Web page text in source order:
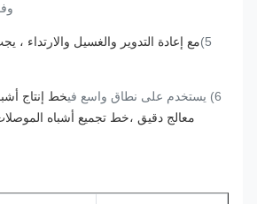
5)
6) يستخدم على نطاق واسع في
خط إنتاج
معالج دقيق ،خط تجميع أشباه